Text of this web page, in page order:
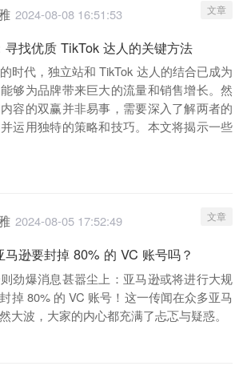
2024-08-08 16:51:53 文章
寻找优质 TikTok 达人的关键方法
时代，独立站和 TikTok 达人的结合已成为
够为品牌带来巨大的流量和销售增长。然
容的双赢并非易事，需要深入了解两者的
运用独特的策略和技巧。本文将揭示一些
2024-08-05 17:52:49 文章
马逊要封掉 80% 的 VC 账号吗？
劲爆消息甚嚣尘上：亚马逊或将进行大规
掉 80% 的 VC 账号！这一传闻在众多亚马
大波，大家的内心都充满了忐忑与疑惑。